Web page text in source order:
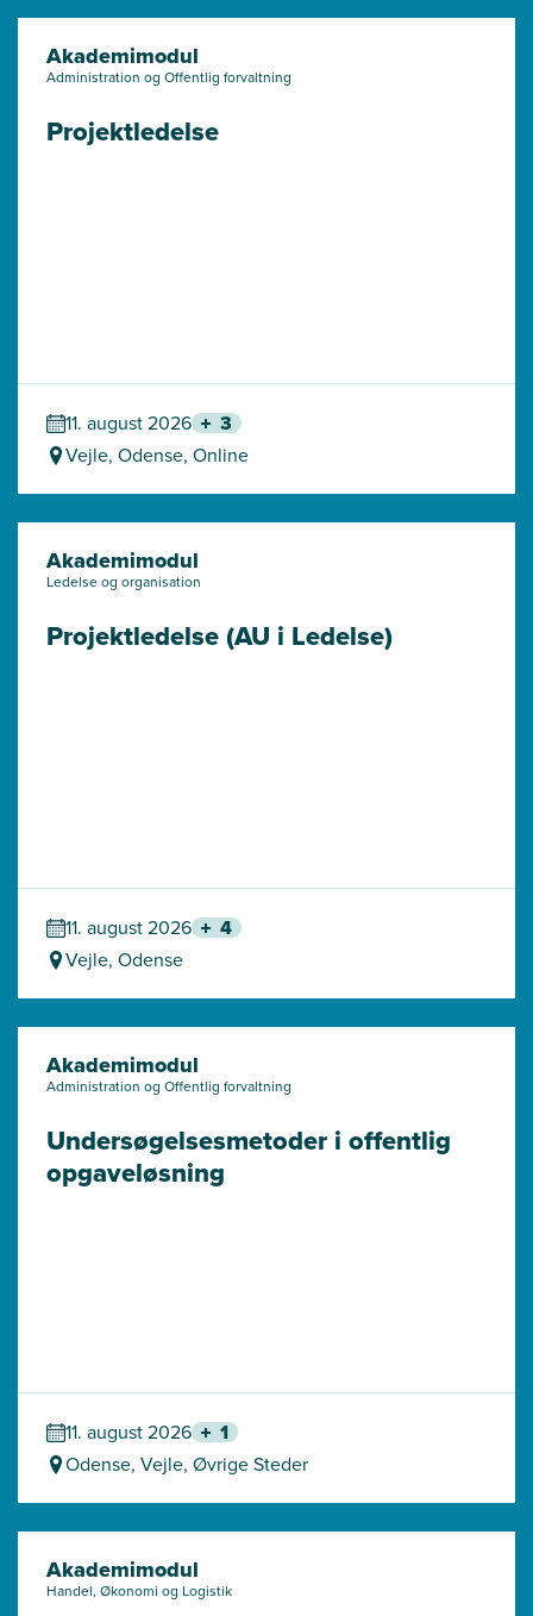
Akademimodul
Administration og Offentlig forvaltning
Projektledelse
11. august 2026 3
Vejle, Odense, Online
Akademimodul
Ledelse og organisation
Projektledelse (AU i Ledelse)
11. august 2026 4
Vejle, Odense
Akademimodul
Administration og Offentlig forvaltning
Undersøgelses­metoder i offentlig
opgaveløsning
11. august 2026 1
Odense, Vejle, Øvrige Steder
Akademimodul
Handel, Økonomi og Logistik